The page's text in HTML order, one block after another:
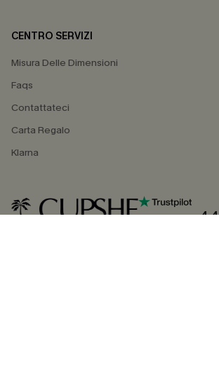
CENTRO SERVIZI
Misura Delle Dimensioni
Faqs
Contattateci
Carta Regalo
Klarna
4.4